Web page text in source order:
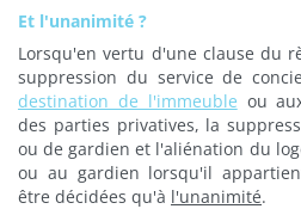
Et l'unanimité ?
Lorsqu'en vertu d'une clause du
suppression du service de
destination de l'immeuble ou
des parties privatives, la
ou de gardien et l'aliénation du
ou au gardien lorsqu'il
être décidées qu'à l'unanimité.